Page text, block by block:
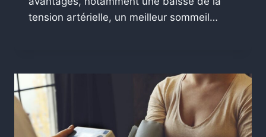
tension artérielle, un meilleur sommeil…